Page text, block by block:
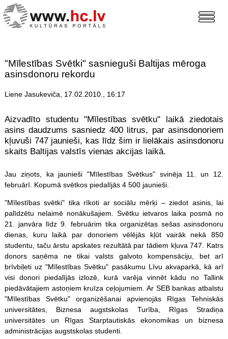
"Mīlestības Svētki" sasnieguši Baltijas mēroga
asinsdonoru rekordu
Liene Jasukeviča, 17.02.2010., 16:17
Aizvadīto studentu "Mīlestības svētku" laikā ziedotais
asins daudzums sasniedz 400 litrus, par asinsdonoriem
kļuvuši 747 jaunieši, kas līdz šim ir lielākais asinsdonoru
skaits Baltijas valstīs vienas akcijas laikā.
Jau ziņots, ka jaunieši "Mīlestības Svētkus" svinēja 11. un 12.
februārī. Kopumā svētkos piedalījās 4 500 jaunieši.
"Mīlestības svētki" tika rīkoti ar sociālu mērķi – ziedot asinis, lai
palīdzētu nelaimē nonākušajiem. Svētku ietvaros laika posmā no
21. janvāra līdz 9. februārim tika organizētas sešas asinsdonoru
dienas, kuru laikā par donoriem vēlējās kļūt vairāk nekā 850
studentu, taču ārstu apskates rezultātā par tādiem kļuva 747. Katrs
donors saņēma ne tikai valsts galvoto kompensāciju, bet arī
brīvbiļeti uz "Mīlestības Svētku" pasākumu Līvu akvaparkā, kā arī
visi donori piedalījās izlozē, kurā varēja vinnēt kādu no Tallink
piedāvātajiem astoņiem kruīza ceļojumiem. Ar SEB bankas atbalstu
"Mīlestības Svētku" organizēšanai apvienojās Rīgas Tehniskās
universitātes, Biznesa augstskolas Turība, Rīgas Stradiņa
universitātes un Rīgas Starptautiskās ekonomikas un biznesa
administrācijas augstskolas studenti.